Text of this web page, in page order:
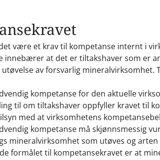
være et krav til kompetanse internt i
innebærer at det er tiltakshaver som er
av forsvarlig mineralvirksomhet.
kompetanse for den aktuelle
til om tiltakshaver oppfyller kravet til
med at virksomhetens
kompetanse må skjønnsmessig
mineralvirksomhet som utøves og
formålet til kompetansekravet er at